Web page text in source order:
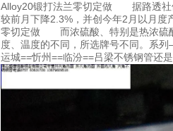
Alloy20锻打法兰零切定做 据路透社
较前月下降2.3%，并创今年2月以月
零切定做 而浓硫酸、特别是热浓硫酸
度、温度的不同，所选牌号不同。系
运城==忻州==临汾==吕梁不锈钢管还